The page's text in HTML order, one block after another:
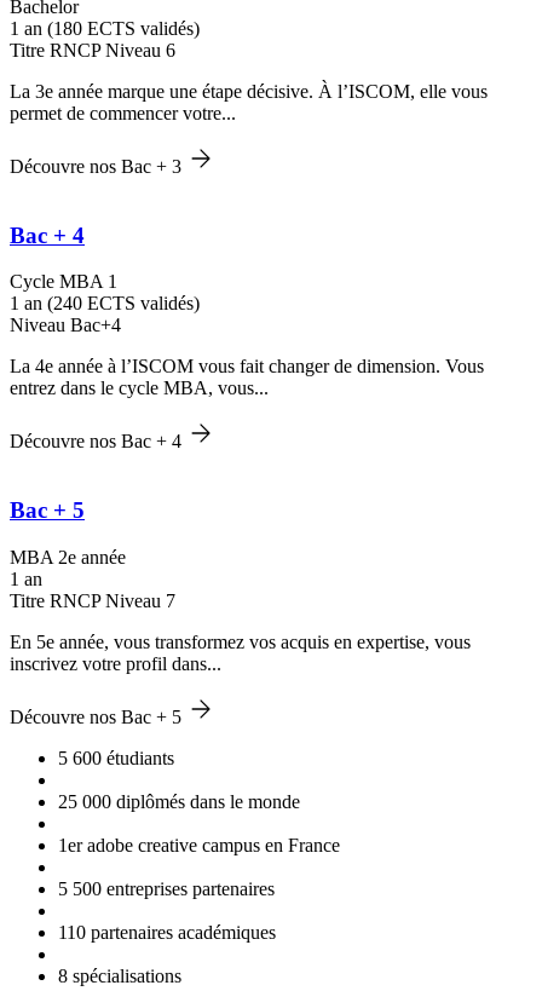
Bachelor
1 an (180 ECTS validés)
Titre RNCP Niveau 6
La 3e année marque une étape décisive. À l’ISCOM, elle vous
permet de commencer votre...
Découvre nos Bac + 3
Bac + 4
Cycle MBA 1
1 an (240 ECTS validés)
Niveau Bac+4
La 4e année à l’ISCOM vous fait changer de dimension. Vous
entrez dans le cycle MBA, vous...
Découvre nos Bac + 4
Bac + 5
MBA 2e année
1 an
Titre RNCP Niveau 7
En 5e année, vous transformez vos acquis en expertise, vous
inscrivez votre profil dans...
Découvre nos Bac + 5
5 600 étudiants
25 000 diplômés dans le monde
1er adobe creative campus en France
5 500 entreprises partenaires
110 partenaires académiques
8 spécialisations